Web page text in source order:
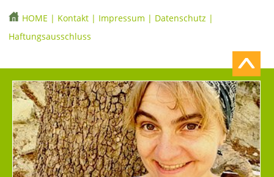
HOME | Kontakt | Impressum | Datenschutz |
Haftungsausschluss